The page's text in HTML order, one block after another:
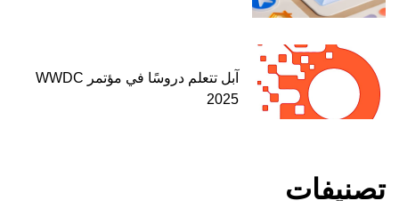
آبل تتعلم دروسًا في مؤتمر WWDC
2025
تصنيفات